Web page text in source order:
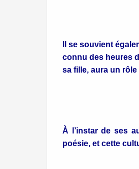
Il se souvient
connu des heures
sa fille, aura un
À l’instar de ses
poésie, et cette